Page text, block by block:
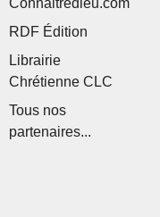
Connaitredieu.com
RDF Édition
Librairie
Chrétienne CLC
Tous nos
partenaires...